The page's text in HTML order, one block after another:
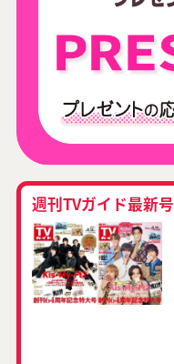
週刊TVガイド最新号